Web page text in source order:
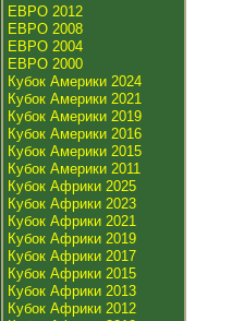
ЕВРО 2012
ЕВРО 2008
ЕВРО 2004
ЕВРО 2000
Кубок Америки 2024
Кубок Америки 2021
Кубок Америки 2019
Кубок Америки 2016
Кубок Америки 2015
Кубок Америки 2011
Кубок Африки 2025
Кубок Африки 2023
Кубок Африки 2021
Кубок Африки 2019
Кубок Африки 2017
Кубок Африки 2015
Кубок Африки 2013
Кубок Африки 2012